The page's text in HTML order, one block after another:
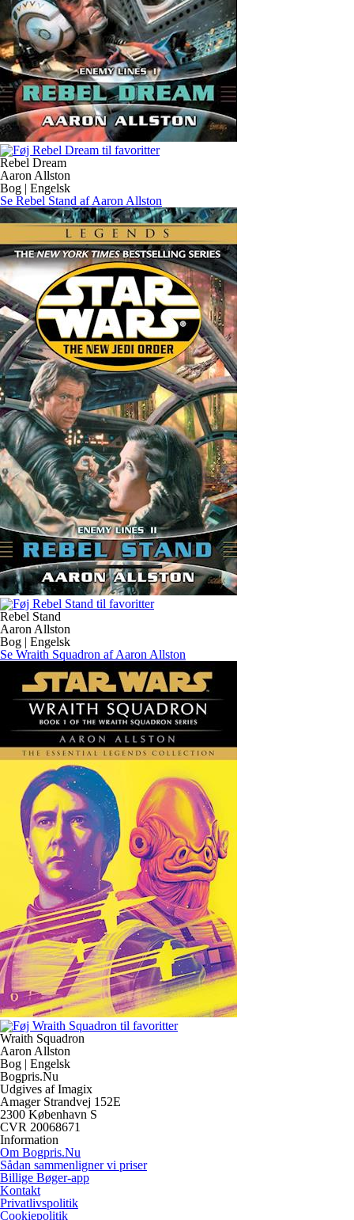
Rebel Dream
Aaron Allston
Bog | Engelsk
Se Rebel Stand af Aaron Allston
Rebel Stand
Aaron Allston
Bog | Engelsk
Se Wraith Squadron af Aaron Allston
Wraith Squadron
Aaron Allston
Bog | Engelsk
Bogpris.Nu
Udgives af Imagix
Amager Strandvej 152E
2300 København S
CVR 20068671
Information
Om Bogpris.Nu
Sådan sammenligner vi priser
Billige Bøger-app
Kontakt
Privatlivspolitik
Cookiepolitik